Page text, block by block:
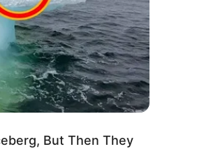
qui pourront vous permettre de faire
plus soft.)
en combiné 3 chevaux.
base quinté comme super base Turf pour
But Then They